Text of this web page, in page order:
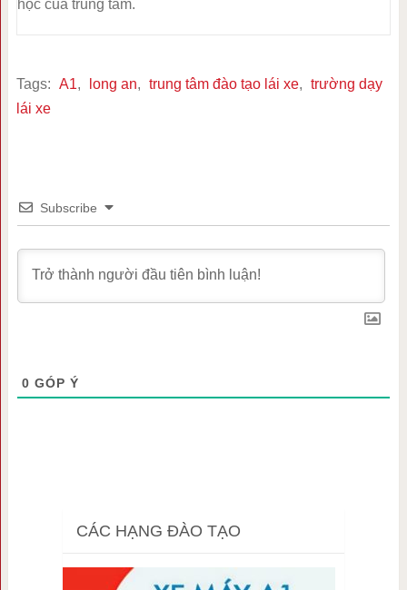
học của trung tâm.
Tags: A1, long an, trung tâm đào tạo lái xe, trường dạy
lái xe
Subscribe
0 GÓP Ý
CÁC HẠNG ĐÀO TẠO